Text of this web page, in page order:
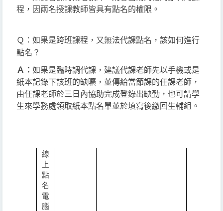
程， 因兩名授課教師皆具有點名的權限。
Ｑ： 如果是跨班課程，又無法代課點名，該如何進行
點名 ？
Ａ： 如果是臨時調代課，建議代課老師先以手機或是
紙本記錄下該班的缺曠，並傳給當節課的任課老師，
由任課老師於三日內協助完成登錄出缺勤 ，也可請學
生來學務處領取紙本點名單並於填寫後繳回生輔組。
線
上
點
名
電
腦